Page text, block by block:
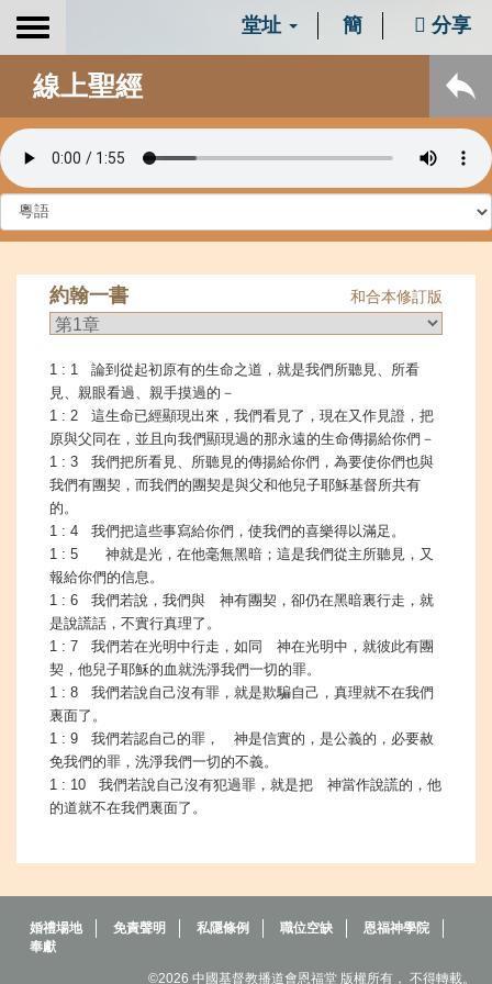
Toggle
堂址 簡 分享
線上聖經
約翰一書 和合本修訂版
1 : 1 論到從起初原有的生命之道，就是我們所聽見、所看
見、親眼看過、親手摸過的－
1 : 2 這生命已經顯現出來，我們看見了，現在又作見證，把
原與父同在，並且向我們顯現過的那永遠的生命傳揚給你們－
1 : 3 我們把所看見、所聽見的傳揚給你們，為要使你們也與
我們有團契，而我們的團契是與父和他兒子耶穌基督所共有
的。
1 : 4 我們把這些事寫給你們，使我們的喜樂得以滿足。
1 : 5 神就是光，在他毫無黑暗；這是我們從主所聽見，又
報給你們的信息。
1 : 6 我們若說，我們與 神有團契，卻仍在黑暗裏行走，就
是說謊話，不實行真理了。
1 : 7 我們若在光明中行走，如同 神在光明中，就彼此有團
契，他兒子耶穌的血就洗淨我們一切的罪。
1 : 8 我們若說自己沒有罪，就是欺騙自己，真理就不在我們
裏面了。
1 : 9 我們若認自己的罪， 神是信實的，是公義的，必要赦
免我們的罪，洗淨我們一切的不義。
1 : 10 我們若說自己沒有犯過罪，就是把 神當作說謊的，他
的道就不在我們裏面了。
婚禮場地 免責聲明 私隱條例 職位空缺
恩福神學院
奉獻
©2026 中國基督教播道會恩福堂 版權所有， 不得轉載。